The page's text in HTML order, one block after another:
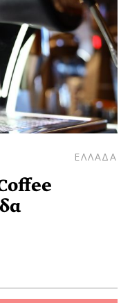
ΕΛΛΑΔΑ